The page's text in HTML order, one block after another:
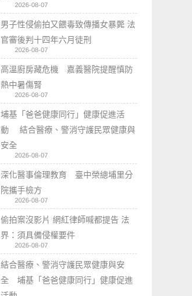
2026-08-07
男子性侵偷拍又餵毒致傳播女暴斃 法
官審後判十四年六月徒刑
2026-08-07
高溫廚房藏危機 嘉義醫院提醒慎防
熱中暑傷腎
2026-08-07
埔基「爸爸健康同行」健康促進活
動 結合醫療、警消守護民眾健康與
安全
2026-08-07
深化醫事倫理教育 臺中榮總埔里分
院攜手檢方
2026-08-07
偷拍案沒影片 網紅律師喊都提告 法
界：須具備侵權要件
2026-08-07
結合醫療、警消守護民眾健康與安
全 埔基「爸爸健康同行」健康促進